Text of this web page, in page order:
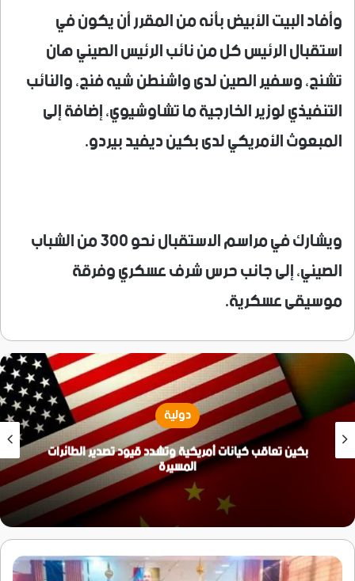
وأفاد البيت الأبيض بأنه من المقرر أن يكون في
استقبال الرئيس كل من نائب الرئيس الصيني هان
تشنج، وسفير الصين لدى واشنطن شيه فنج، والنائب
التنفيذي لوزير الخارجية ما تشاوشيوي، إضافة إلى
المبعوث الأمريكي لدى بكين ديفيد بيردو.
ويشارك في مراسم الاستقبال نحو 300 من الشباب
الصيني، إلى جانب حرس شرف عسكري وفرقة
موسيقى عسكرية.
دولية
بكين تعاقب كيانات أمريكية وتشدد قيود تصدير الطائرات
المسيرة
هرهرة